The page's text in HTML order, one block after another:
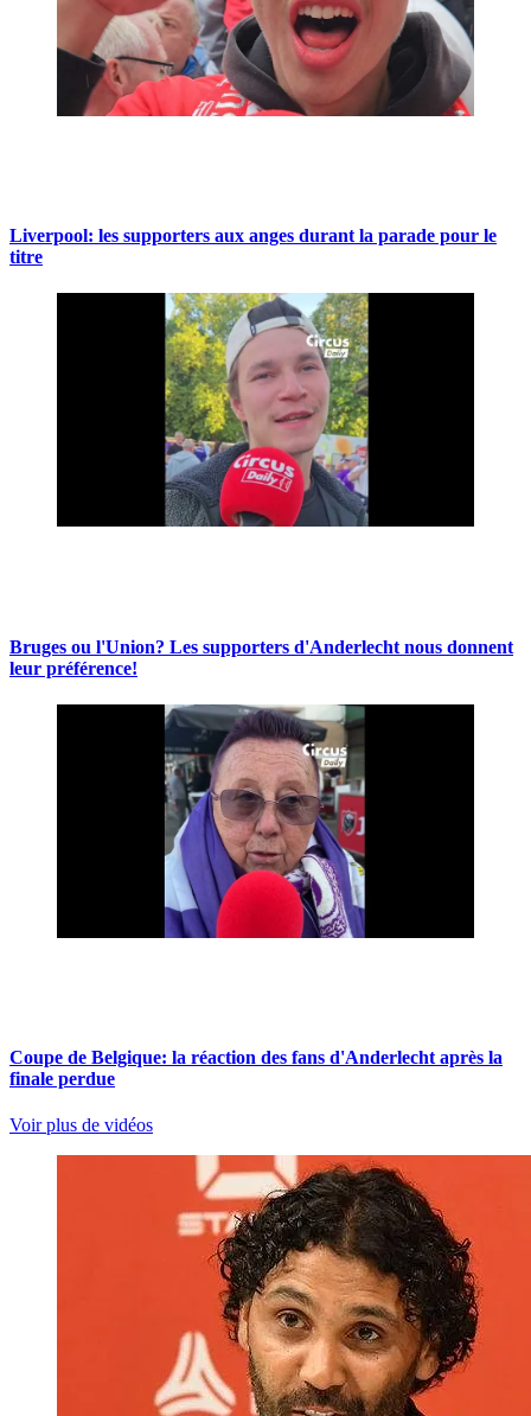
Liverpool: les supporters aux anges durant la parade pour le
titre
Bruges ou l'Union? Les supporters d'Anderlecht nous donnent
leur préférence!
Coupe de Belgique: la réaction des fans d'Anderlecht après la
finale perdue
Voir plus de vidéos